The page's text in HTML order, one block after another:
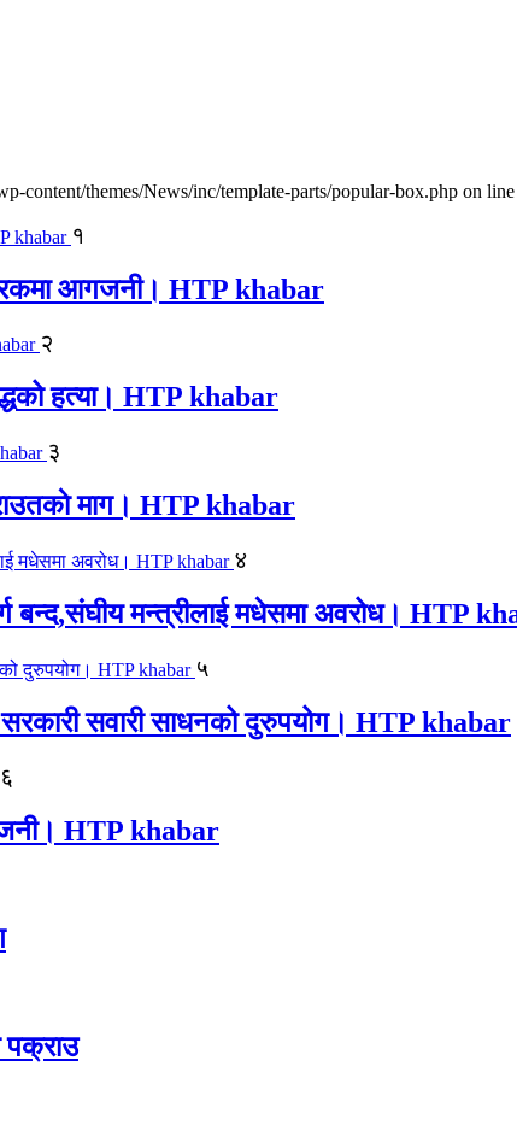
content/themes/News/inc/template-parts/popular-box.php on
१
ट्रकमा आगजनी। HTP khabar
२
हत्या। HTP khabar
३
राउतकाे माग। HTP khabar
४
बन्द,संघीय मन्त्रीलाई मधेसमा अवरोध। HTP
५
सवारी साधनको दुरुपयोग। HTP khabar
६
HTP khabar
पक्राउ